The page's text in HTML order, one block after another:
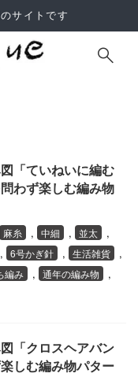
サイトです
「ていねいに編む
わず楽しむ編み物
麻糸 , 中細 , 並太 ,
, 6号かぎ針 , 生活雑貨 ,
編み , 通年の編み物 ,
「クロスヘアバン
しむ編み物パター